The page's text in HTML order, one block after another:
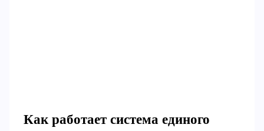
Как работает система единого